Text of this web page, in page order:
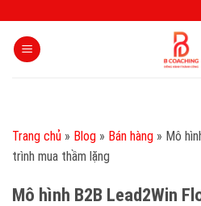
content
Trang chủ » Blog » Bán hàng » Mô
trình mua thầm lặng
Mô hình B2B Lead2Win